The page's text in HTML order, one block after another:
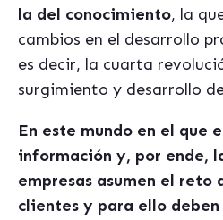
la del conocimiento, la
cambios en el desarrollo
es decir, la cuarta
surgimiento y desarrollo
En este mundo en el que
información y, por ende,
empresas asumen el reto
clientes y para ello